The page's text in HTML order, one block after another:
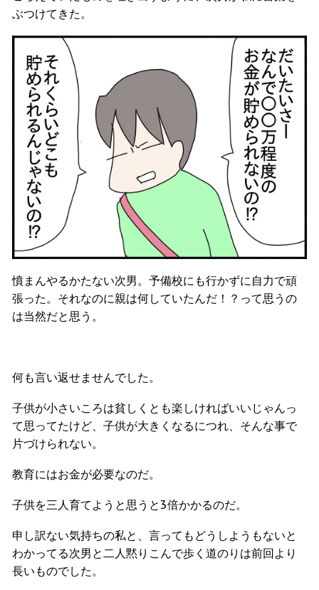
ぶつけてきた。
憤まんやるかたない次男。予備校にも行かずに自力で頑
張った。それなのに親は何していたんだ！？って思うの
は当然だと思う。
何も言い返せませんでした。
子供が小さいころは貧しくとも楽しければいいじゃんっ
て思ってたけど、子供が大きくなるにつれ、そんな事で
片づけられない。
教育にはお金が必要なのだ。
子供を三人育てようと思うと3倍かかるのだ。
申し訳ない気持ちの私と、言ってもどうしようもないと
わかってる次男と二人黙りこんで歩く道のりは前回より
長いものでした。